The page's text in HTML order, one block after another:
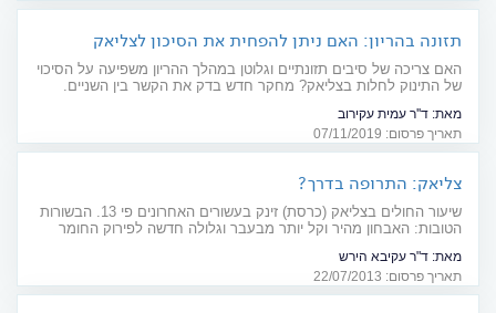
תזונה בהריון: האם ניתן להפחית את הסיכון לצליאק
האם צריכה של סיבים תזונתיים וגלוטן במהלך ההריון משפיעה על הסיכוי
של התינוק לחלות בצליאק? מחקר חדש בדק את הקשר בין השניים.
מאת: ד''ר עמית עקירוב
תאריך פרסום: 07/11/2019
צליאק: התרופה בדרך?
שיעור החולים בצליאק (כרסת) זינק בעשורים האחרונים פי 13. הבשורות
הטובות: האבחון מהיר וקל יותר מבעבר וגלולה חדשה לפירוק החומר
מאת: ד"ר עקיבא הירש
תאריך פרסום: 22/07/2013